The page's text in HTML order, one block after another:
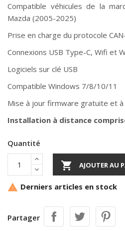
Compatible véhicules de la
Mazda (2005-2025)
Prise en charge du protocole
Connexions USB Type-C, Wifi et
Logiciels sur clé USB
Compatible Windows 7/8/10/11
Mise à jour firmware gratuite et à
Installation à distance
Quantité
 AJOUTER AU
 Derniers articles en stock
Partager